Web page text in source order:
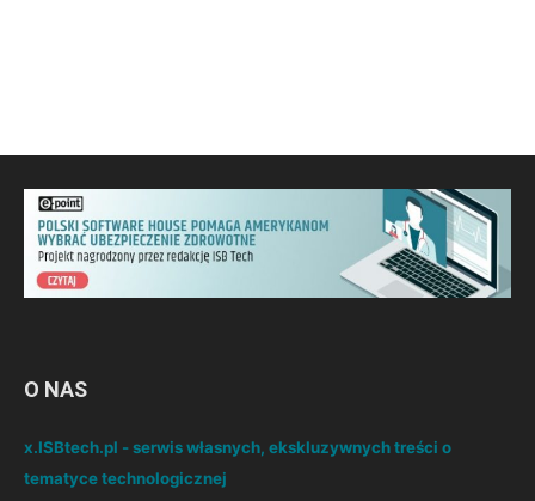
O NAS
x.ISBtech.pl - serwis własnych, ekskluzywnych treści o
tematyce technologicznej